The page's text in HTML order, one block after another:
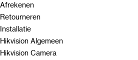
Afrekenen
Retourneren
Installatie
Hikvision Algemeen
Hikvision Camera